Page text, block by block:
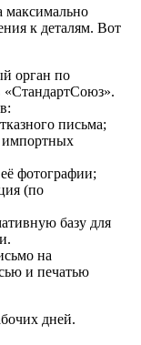
максимально
к деталям. Вот
орган по
письма;
импортных
фотографии;
(по
базу для
на
и печатью
дней.